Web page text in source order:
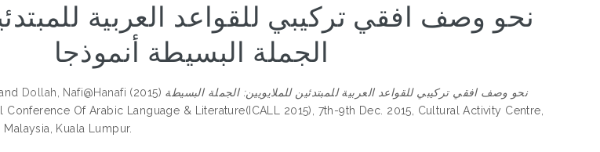
نحو وصف افقي تركيبي للقواعد العربية
الجملة البسيطة أنموذجا
Dollah, Nafi@Hanafi (2015) نحو وصف افقي تركيبي للقواعد العربية للمبتدئين للملايويين: الجملة البسيطة
Conference Of Arabic Language & Literature(ICALL 2015), 7th-9th Dec. 2015, Cultural Activity Centre,
Kuala Lumpur.